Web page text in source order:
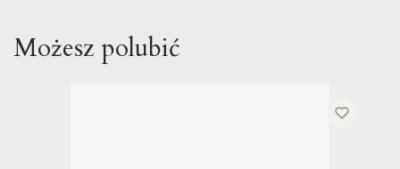
Możesz polubić